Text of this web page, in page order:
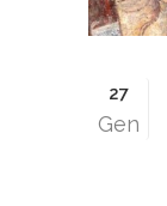
27
Gen